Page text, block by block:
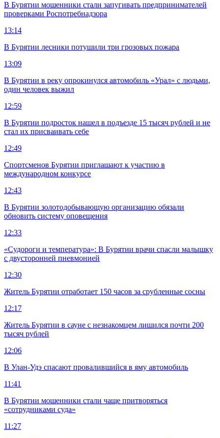
В Бурятии мошенники стали запугивать предпринимателей
проверками Роспотребнадзора
13:14
В Бурятии лесники потушили три грозовых пожара
13:09
В Бурятии в реку опрокинулся автомобиль «Урал» с людьми,
один человек выжил
12:59
В Бурятии подросток нашел в подъезде 15 тысяч рублей и не
стал их присваивать себе
12:49
Спортсменов Бурятии приглашают к участию в
международном конкурсе
12:43
В Бурятии золотодобывающую организацию обязали
обновить систему оповещения
12:33
«Судороги и температура»: В Бурятии врачи спасли малышку
с двусторонней пневмонией
12:30
Житель Бурятии отработает 150 часов за срубленные сосны
12:17
Житель Бурятии в сауне с незнакомцем лишился почти 200
тысяч рублей
12:06
В Улан-Удэ спасают провалившийся в яму автомобиль
11:41
В Бурятии мошенники стали чаще притворяться
«сотрудниками суда»
11:27